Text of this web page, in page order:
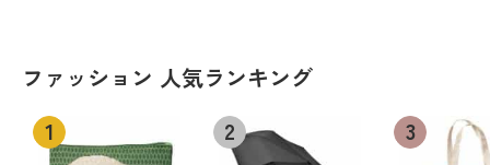
ファッション 人気ランキング